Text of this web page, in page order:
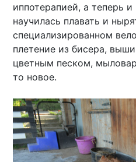
иппотерапией, а теперь
научилась плавать и
специализированном
плетение из бисера,
цветным песком,
то новое.